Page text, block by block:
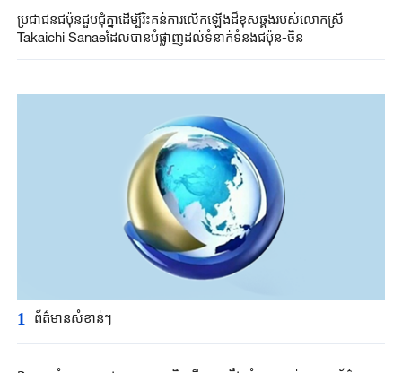
ប្រជាជនជប៉ុនជួបជុំគ្នាដើម្បីរិះគន់ការលើកឡើងដ៏ខុសឆ្គងរបស់លោកស្រី
1 ព័ត៌មានសំខាន់ៗ​